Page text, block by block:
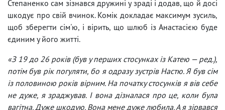
Степаненко сам зізнався дружині у зраді і додав, що й досі
шкодує про свій вчинок. Комік докладає максимум зусиль,
щоб зберегти сім'ю, і вірить, що шлюб із Анастасією буде
єдиним у його житті.
«З 19 до 26 років (був у перших стосунках із Катею — ред.),
потім був рік погуляти, бо я одразу зустрів Настю. Я був сім
із половиною років вірним. На початку стосунків я вів себе
не дуже, я зраджував. І вона дізналася про це, коли була
вагітна. Дуже шкодую. Вона мене дуже любила. А я зірвався